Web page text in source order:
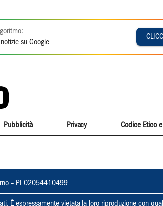
su Google
Pubblicità Privacy Codice Etico
– PI 02054410499
È espressamente vietata la loro riproduzione con